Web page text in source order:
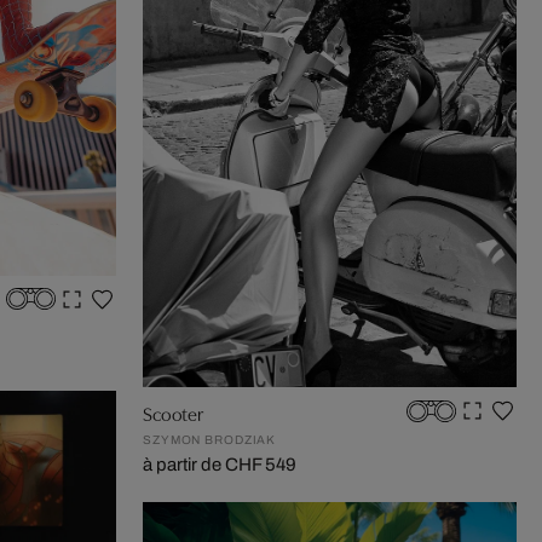
Scooter
SZYMON BRODZIAK
à partir de CHF 549